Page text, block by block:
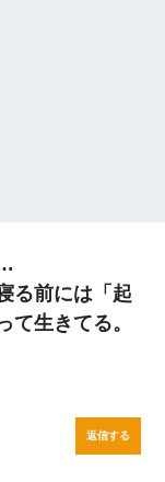
る前には「起
て生きてる。
返信する